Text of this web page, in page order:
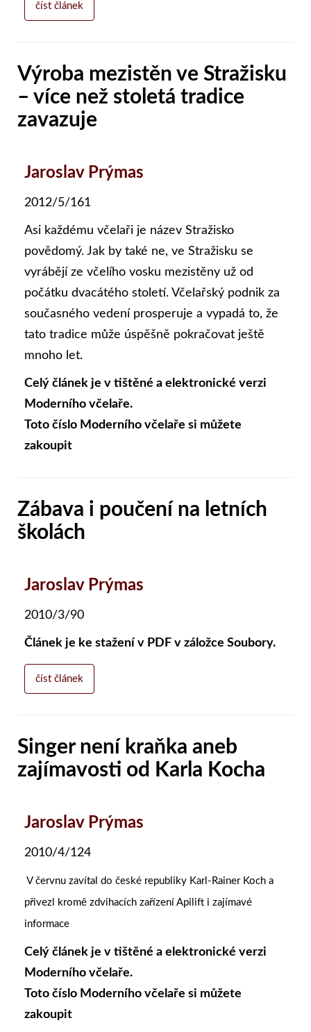
číst článek
Výroba mezistěn ve Stražisku
– více než stoletá tradice
zavazuje
Jaroslav Prýmas
2012/5/161
Asi každému včelaři je název Stražisko
povědomý. Jak by také ne, ve Stražisku se
vyrábějí ze včelího vosku mezistěny už od
počátku dvacátého století. Včelařský podnik za
současného vedení prosperuje a vypadá to, že
tato tradice může úspěšně pokračovat ještě
mnoho let.
Celý článek je v tištěné a elektronické verzi
Moderního včelaře.
Toto číslo Moderního včelaře si můžete
zakoupit
Zábava i poučení na letních
školách
Jaroslav Prýmas
2010/3/90
Článek je ke stažení v PDF v záložce Soubory.
číst článek
Singer není kraňka aneb
zajímavosti od Karla Kocha
Jaroslav Prýmas
2010/4/124
V červnu zavítal do české republiky Karl-Rainer Koch a
přivezl kromě zdvihacích zařízení Apilift i zajímavé
informace
Celý článek je v tištěné a elektronické verzi
Moderního včelaře.
Toto číslo Moderního včelaře si můžete
zakoupit